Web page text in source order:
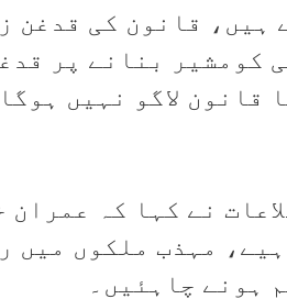
ہیں، قانون کی قدغن
کومشیر بنانے پر
قانون لاگو نہیں
نے کہا کہ
مہذب ملکوں میں
ہونے چاہئیں۔